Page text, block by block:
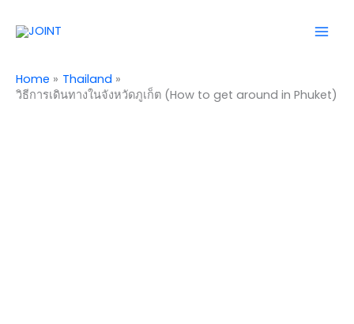
Home
Thailand
วิธีการเดินทางในจังหวัดภูเก็ต (How to get around in Phuket)